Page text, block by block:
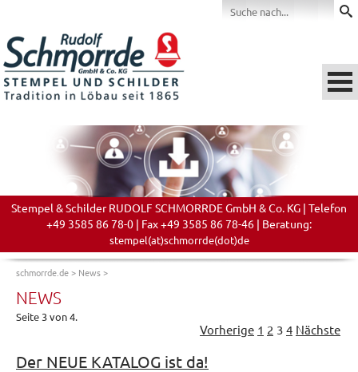
Stempel & Schilder RUDOLF SCHMORRDE GmbH & Co. KG | Telefon
+49 3585 86 78-0 | Fax +49 3585 86 78-46 | Beratung:
stempel(at)schmorrde(dot)de
schmorrde.de> News>
NEWS
Seite 3 von 4.
Vorherige 1 2 3 4 Nächste
Der NEUE KATALOG ist da!